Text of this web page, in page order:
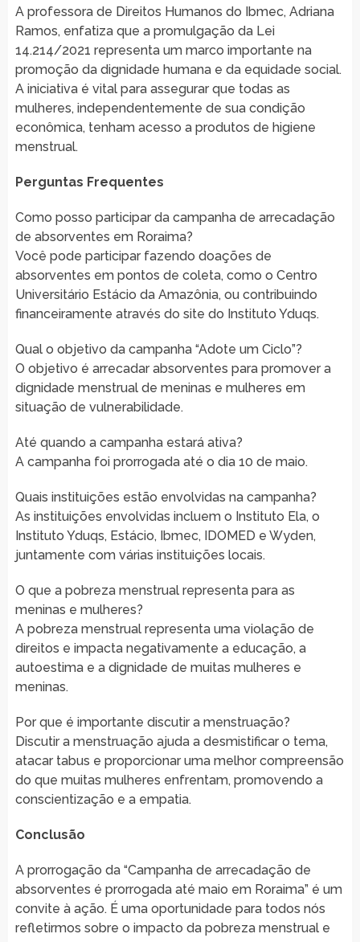
A professora de Direitos Humanos do Ibmec, Adriana
Ramos, enfatiza que a promulgação da Lei
14.214/2021 representa um marco importante na
promoção da dignidade humana e da equidade social.
A iniciativa é vital para assegurar que todas as
mulheres, independentemente de sua condição
econômica, tenham acesso a produtos de higiene
menstrual.
Perguntas Frequentes
Como posso participar da campanha de arrecadação
de absorventes em Roraima?
Você pode participar fazendo doações de
absorventes em pontos de coleta, como o Centro
Universitário Estácio da Amazônia, ou contribuindo
financeiramente através do site do Instituto Yduqs.
Qual o objetivo da campanha “Adote um Ciclo”?
O objetivo é arrecadar absorventes para promover a
dignidade menstrual de meninas e mulheres em
situação de vulnerabilidade.
Até quando a campanha estará ativa?
A campanha foi prorrogada até o dia 10 de maio.
Quais instituições estão envolvidas na campanha?
As instituições envolvidas incluem o Instituto Ela, o
Instituto Yduqs, Estácio, Ibmec, IDOMED e Wyden,
juntamente com várias instituições locais.
O que a pobreza menstrual representa para as
meninas e mulheres?
A pobreza menstrual representa uma violação de
direitos e impacta negativamente a educação, a
autoestima e a dignidade de muitas mulheres e
meninas.
Por que é importante discutir a menstruação?
Discutir a menstruação ajuda a desmistificar o tema,
atacar tabus e proporcionar uma melhor compreensão
do que muitas mulheres enfrentam, promovendo a
conscientização e a empatia.
Conclusão
A prorrogação da “Campanha de arrecadação de
absorventes é prorrogada até maio em Roraima” é um
convite à ação. É uma oportunidade para todos nós
refletirmos sobre o impacto da pobreza menstrual e